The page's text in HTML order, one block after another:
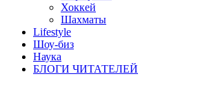
Хоккей
Шахматы
Lifestyle
Шоу-биз
Наука
БЛОГИ ЧИТАТЕЛЕЙ